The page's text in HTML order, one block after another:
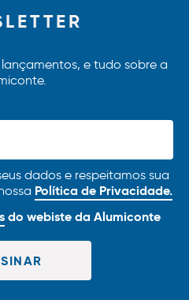
e tudo sobre a
dados e respeitamos sua
Política de Privacidade.
do webiste da Alumiconte